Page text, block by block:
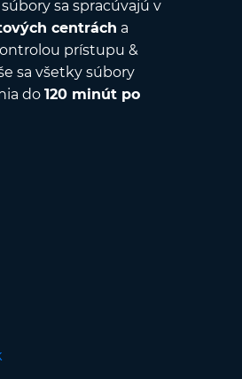
súbory sa spracúvajú v
centrách a
prístupu &
sa všetky súbory
do 120 minút po